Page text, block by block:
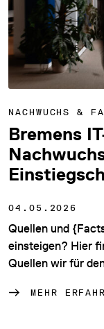
NACHWUCHS &
Bremens
04.05.2026
Quellen und
einsteigen? Hier
Quellen wir für
MEHR